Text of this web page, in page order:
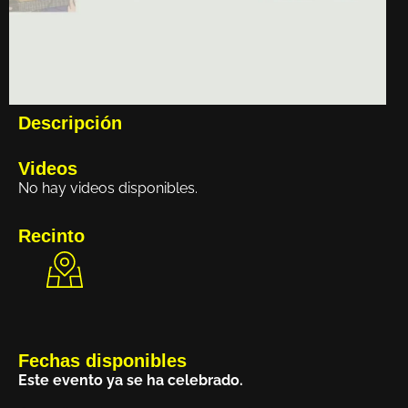
Descripción
Videos
No hay videos disponibles.
Recinto
Fechas disponibles
Este evento ya se ha celebrado.